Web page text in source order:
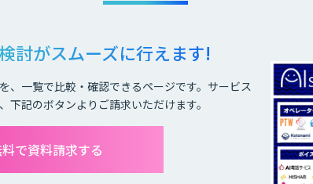
討がスムーズに行えます!
、一覧で比較・確認できるページです。サービス
記のボタンよりご請求いただけます。
で資料請求する